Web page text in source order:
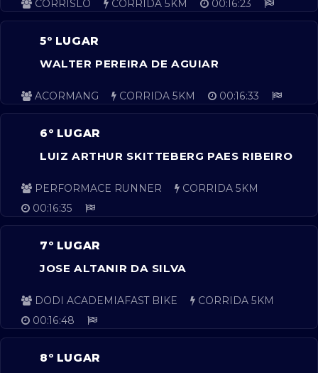
CORRISLO CORRIDA 5KM 00:16:23
5º LUGAR
WALTER PEREIRA DE AGUIAR
ACORMANG CORRIDA 5KM 00:16:33
6º LUGAR
LUIZ ARTHUR SKITTEBERG PAES RIBEIRO
PERFORMACE RUNNER
CORRIDA 5KM
00:16:35
7º LUGAR
JOSE ALTANIR DA SILVA
DODI ACADEMIAFAST BIKE
CORRIDA 5KM
00:16:48
8º LUGAR